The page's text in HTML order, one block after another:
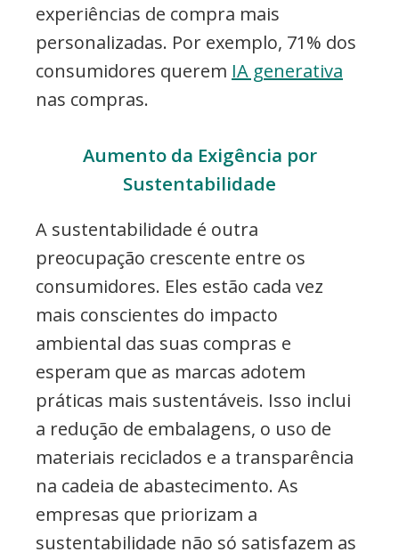
experiências de compra mais
personalizadas. Por exemplo, 71% dos
consumidores querem IA generativa
nas compras.
Aumento da Exigência por
Sustentabilidade
A sustentabilidade é outra
preocupação crescente entre os
consumidores. Eles estão cada vez
mais conscientes do impacto
ambiental das suas compras e
esperam que as marcas adotem
práticas mais sustentáveis. Isso inclui
a redução de embalagens, o uso de
materiais reciclados e a transparência
na cadeia de abastecimento. As
empresas que priorizam a
sustentabilidade não só satisfazem as